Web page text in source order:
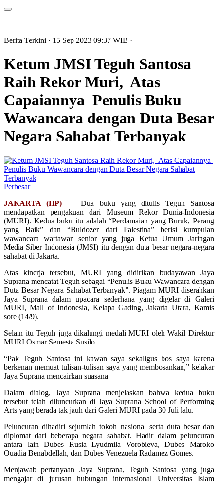
Berita Terkini · 15 Sep 2023 09:37 WIB ·
Ketum JMSI Teguh Santosa
Raih Rekor Muri, Atas
Capaiannya Penulis Buku
Wawancara dengan Duta Besar
Negara Sahabat Terbanyak
Perbesar
JAKARTA (HP) — Dua buku yang ditulis Teguh Santosa
mendapatkan pengakuan dari Museum Rekor Dunia-Indonesia
(MURI). Kedua buku itu adalah “Perdamaian yang Buruk, Perang
yang Baik” dan “Buldozer dari Palestina” berisi kumpulan
wawancara wartawan senior yang juga Ketua Umum Jaringan
Media Siber Indonesia (JMSI) itu dengan duta besar negara-negara
sahabat di Jakarta.
Atas kinerja tersebut, MURI yang didirikan budayawan Jaya
Suprana mencatat Teguh sebagai “Penulis Buku Wawancara dengan
Duta Besar Negara Sahabat Terbanyak”. Piagam MURI diserahkan
Jaya Suprana dalam upacara sederhana yang digelar di Galeri
MURI, Mall of Indonesia, Kelapa Gading, Jakarta Utara, Kamis
sore (14/9).
Selain itu Teguh juga dikalungi medali MURI oleh Wakil Direktur
MURI Osmar Semesta Susilo.
“Pak Teguh Santosa ini kawan saya sekaligus bos saya karena
berkenan memuat tulisan-tulisan saya yang membosankan,” kelakar
Jaya Suprana mencairkan suasana.
Dalam dialog, Jaya Suprana menjelaskan bahwa kedua buku
tersebut telah diluncurkan di Jaya Suprana School of Performing
Arts yang berada tak jauh dari Galeri MURI pada 30 Juli lalu.
Peluncuran dihadiri sejumlah tokoh nasional serta duta besar dan
diplomat dari beberapa negara sahabat. Hadir dalam peluncuran
antara lain Dubes Rusia Lyudmila Vorobieva, Dubes Maroko
Ouadia Benabdellah, dan Dubes Venezuela Radamez Gomes.
Menjawab pertanyaan Jaya Suprana, Teguh Santosa yang juga
mengajar di jurusan hubungan internasional Universitas Islam